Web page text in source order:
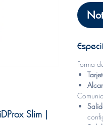
Slim |
Forma